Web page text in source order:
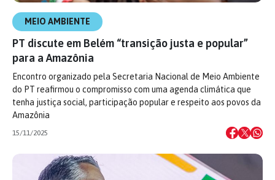
MEIO AMBIENTE
PT discute em Belém “transição justa e popular”
para a Amazônia
Encontro organizado pela Secretaria Nacional de Meio Ambiente
do PT reafirmou o compromisso com uma agenda climática que
tenha justiça social, participação popular e respeito aos povos da
Amazônia
15/11/2025